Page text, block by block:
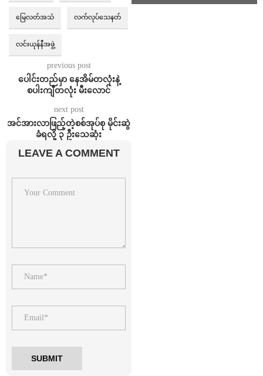
မြေလတ်အသံ လက်လုပ်သေနတ်
လင်းယုန်နီအဖွဲ့
previous post
ပေါင်းတည်မှာ နေအိမ်တလုံးနဲ့
စပါးကျီတလုံး မီးလောင်
next post
အင်အားလာဖြည့်တဲ့စစ်အုပ်စု မိုင်းဆွဲ
ခံရလို့ ၃ ဦးသေဆုံး
LEAVE A COMMENT